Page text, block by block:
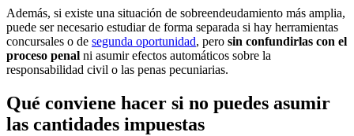
Además, si existe una situación de sobreendeudamiento más amplia,
puede ser necesario estudiar de forma separada si hay herramientas
concursales o de segunda oportunidad, pero sin confundirlas con el
proceso penal ni asumir efectos automáticos sobre la
responsabilidad civil o las penas pecuniarias.
Qué conviene hacer si no puedes asumir
las cantidades impuestas